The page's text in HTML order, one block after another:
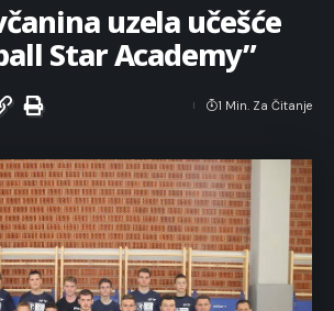
uzela učešće
Star Academy”
1 Min. Za Čitanje